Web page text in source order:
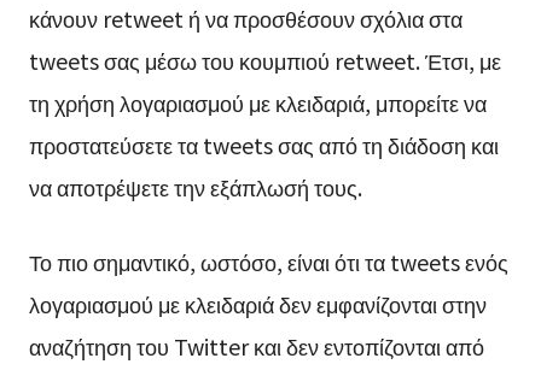
κάνουν retweet ή να προσθέσουν σχόλια στα
tweets σας μέσω του κουμπιού retweet. Έτσι, με
τη χρήση λογαριασμού με κλειδαριά, μπορείτε να
προστατεύσετε τα tweets σας από τη διάδοση και
να αποτρέψετε την εξάπλωσή τους.
Το πιο σημαντικό, ωστόσο, είναι ότι τα tweets ενός
λογαριασμού με κλειδαριά δεν εμφανίζονται στην
αναζήτηση του Twitter και δεν εντοπίζονται από